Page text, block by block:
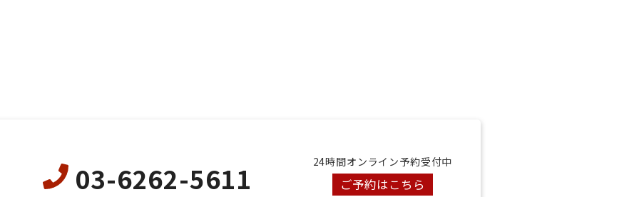
03-6262-5611 24時間オンライン予約受付中
ご予約はこちら